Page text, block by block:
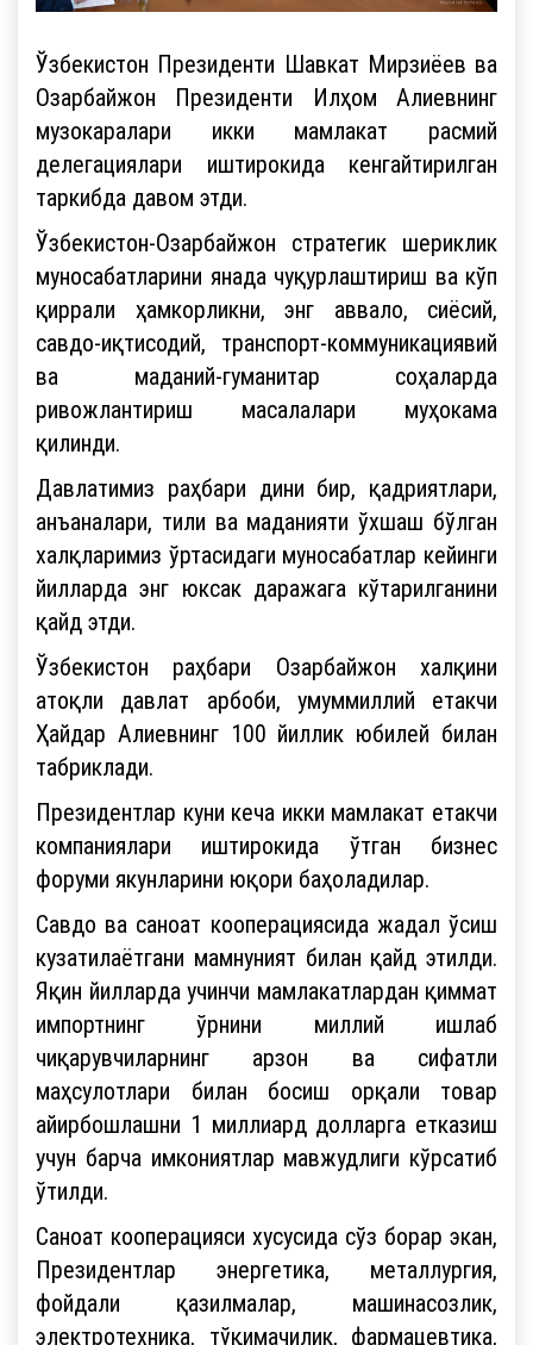
Ўзбекистон Президенти Шавкат Мирзиёев ва
Озарбайжон Президенти Илҳом Алиевнинг
музокаралари икки мамлакат расмий
делегациялари иштирокида кенгайтирилган
таркибда давом этди.
Ўзбекистон-Озарбайжон стратегик шериклик
муносабатларини янада чуқурлаштириш ва кўп
қиррали ҳамкорликни, энг аввало, сиёсий,
савдо-иқтисодий, транспорт-коммуникациявий
ва маданий-гуманитар соҳаларда
ривожлантириш масалалари муҳокама
қилинди.
Давлатимиз раҳбари дини бир, қадриятлари,
анъаналари, тили ва маданияти ўхшаш бўлган
халқларимиз ўртасидаги муносабатлар кейинги
йилларда энг юксак даражага кўтарилганини
қайд этди.
Ўзбекистон раҳбари Озарбайжон халқини
атоқли давлат арбоби, умуммиллий етакчи
Ҳайдар Алиевнинг 100 йиллик юбилей билан
табриклади.
Президентлар куни кеча икки мамлакат етакчи
компаниялари иштирокида ўтган бизнес
форуми якунларини юқори баҳоладилар.
Савдо ва саноат кооперациясида жадал ўсиш
кузатилаётгани мамнуният билан қайд этилди.
Яқин йилларда учинчи мамлакатлардан қиммат
импортнинг ўрнини миллий ишлаб
чиқарувчиларнинг арзон ва сифатли
маҳсулотлари билан босиш орқали товар
айирбошлашни 1 миллиард долларга етказиш
учун барча имкониятлар мавжудлиги кўрсатиб
ўтилди.
Саноат кооперацияси хусусида сўз борар экан,
Президентлар энергетика, металлургия,
фойдали қазилмалар, машинасозлик,
электротехника, тўқимачилик, фармацевтика,